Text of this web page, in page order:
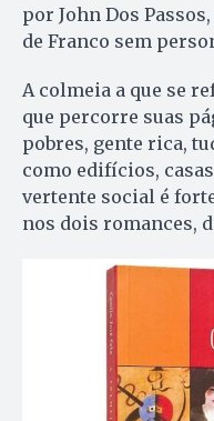
por John Dos
de Franco sem
A colmeia a que se
que percorre suas
pobres, gente rica,
como edifícios,
vertente social é
nos dois romances,